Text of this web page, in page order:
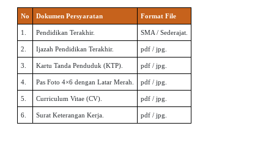
No Dokumen Persyaratan Format File
1. Pendidikan Terakhir. SMA / Sederajat.
2. Ijazah Pendidikan Terakhir. pdf / jpg.
3. Kartu Tanda Penduduk (KTP). pdf / jpg.
4. Pas Foto 4×6 dengan Latar Merah. pdf / jpg.
5. Curriculum Vitae (CV). pdf / jpg.
6. Surat Keterangan Kerja. pdf / jpg.